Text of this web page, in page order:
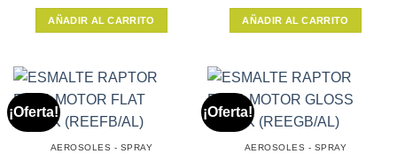
original
era:
actual
es:
AÑADIR AL CARRITO
original
era:
actual
es:
AÑADIR AL CARRITO
¡Oferta!
AEROSOLES - SPRAY
¡Oferta!
AEROSOLES - SPRAY